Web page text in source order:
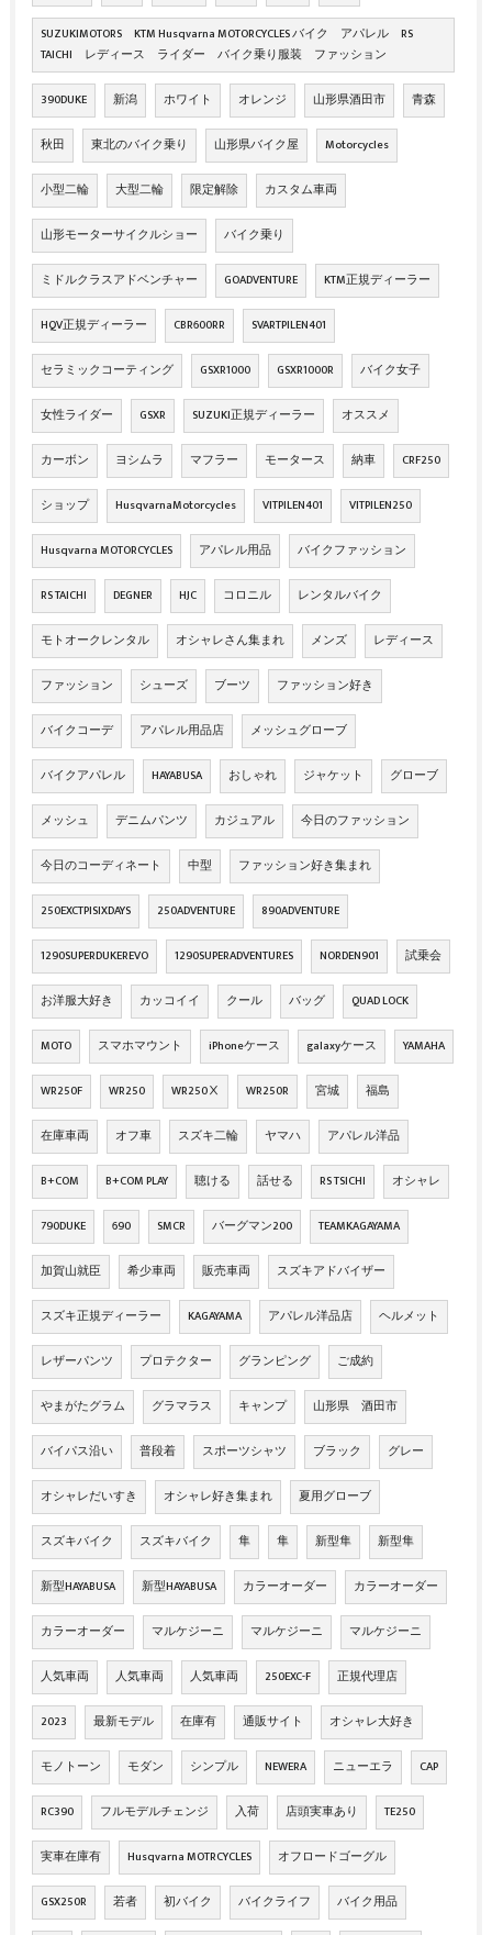
SUZUKIMOTORS KTM Husqvarna MOTORCYCLES バイク アパレル RS
TAICHI レディース ライダー バイク乗り服装 ファッション
390DUKE 新潟 ホワイト オレンジ 山形県酒田市 青森
秋田 東北のバイク乗り 山形県バイク屋 Motorcycles
小型二輪 大型二輪 限定解除 カスタム車両
山形モーターサイクルショー バイク乗り
ミドルクラスアドベンチャー GOADVENTURE KTM正規ディーラー
HQV正規ディーラー CBR600RR SVARTPILEN401
セラミックコーティング GSXR1000 GSXR1000R バイク女子
女性ライダー GSXR SUZUKI正規ディーラー オススメ
カーボン ヨシムラ マフラー モータース 納車 CRF250
ショップ HusqvarnaMotorcycles VITPILEN401 VITPILEN250
Husqvarna MOTORCYCLES アパレル用品 バイクファッション
RS TAICHI DEGNER HJC コロニル レンタルバイク
モトオークレンタル オシャレさん集まれ メンズ レディース
ファッション シューズ ブーツ ファッション好き
バイクコーデ アパレル用品店 メッシュグローブ
バイクアパレル HAYABUSA おしゃれ ジャケット グローブ
メッシュ デニムパンツ カジュアル 今日のファッション
今日のコーディネート 中型 ファッション好き集まれ
250EXCTPISIXDAYS 250ADVENTURE 890ADVENTURE
1290SUPERDUKEREVO 1290SUPERADVENTURES NORDEN901 試乗会
お洋服大好き カッコイイ クール バッグ QUAD LOCK
MOTO スマホマウント iPhoneケース galaxyケース YAMAHA
WR250F WR250 WR250Ⅹ WR250R 宮城 福島
在庫車両 オフ車 スズキ二輪 ヤマハ アパレル洋品
B+COM B+COM PLAY 聴ける 話せる RS TSICHI オシャレ
790DUKE 690 SMCR バーグマン200 TEAMKAGAYAMA
加賀山就臣 希少車両 販売車両 スズキアドバイザー
スズキ正規ディーラー KAGAYAMA アパレル洋品店 ヘルメット
レザーパンツ プロテクター グランピング ご成約
やまがたグラム グラマラス キャンプ 山形県 酒田市
バイパス沿い 普段着 スポーツシャツ ブラック グレー
オシャレだいすき オシャレ好き集まれ 夏用グローブ
スズキバイク スズキバイク 隼 隼 新型隼 新型隼
新型HAYABUSA 新型HAYABUSA カラーオーダー カラーオーダー
カラーオーダー マルケジーニ マルケジーニ マルケジーニ
人気車両 人気車両 人気車両 250EXC-F 正規代理店
2023 最新モデル 在庫有 通販サイト オシャレ大好き
モノトーン モダン シンプル NEWERA ニューエラ CAP
RC390 フルモデルチェンジ 入荷 店頭実車あり TE250
実車在庫有 Husqvarna MOTRCYCLES オフロードゴーグル
GSX250R 若者 初バイク バイクライフ バイク用品